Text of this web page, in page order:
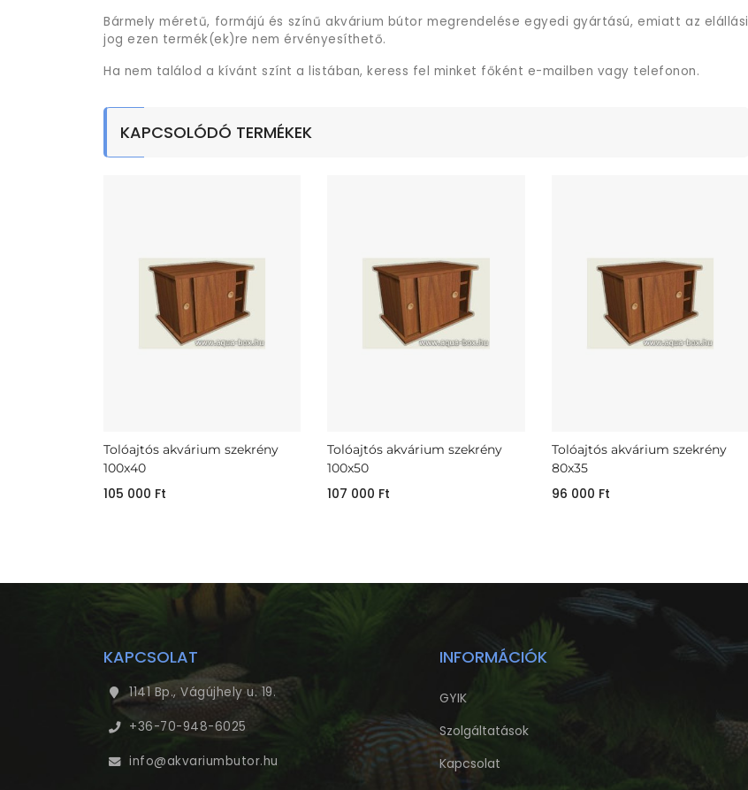
Bármely méretű, formájú és színű akvárium bútor megrendelése egyedi gyártású, emiatt az elállási
jog ezen termék(ek)re nem érvényesíthető.
Ha nem találod a kívánt színt a listában, keress fel minket főként e-mailben vagy telefonon.
KAPCSOLÓDÓ TERMÉKEK
Tolóajtós akvárium szekrény
100x40
105 000 Ft
Tolóajtós akvárium szekrény
100x50
107 000 Ft
Tolóajtós akvárium szekrény
80x35
96 000 Ft
KAPCSOLAT
1141 Bp., Vágújhely u. 19.
+36-70-948-6025
info@akvariumbutor.hu
INFORMÁCIÓK
GYIK
Szolgáltatások
Kapcsolat